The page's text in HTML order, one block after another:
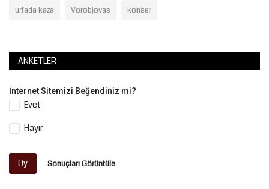
urfada kaza Vorobjovas konser
ANKETLER
İnternet Sitemizi Beğendiniz mi?
Evet
Hayır
Oy Sonuçları Görüntüle